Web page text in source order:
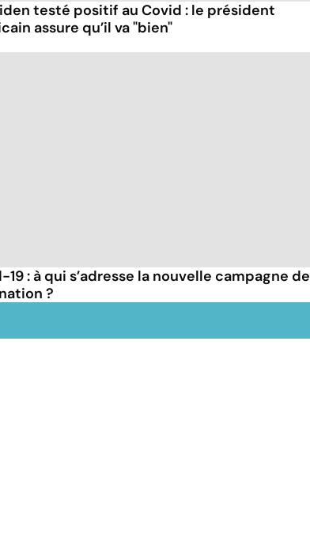
testé positif au Covid : le président
assure qu’il va "bien"
19 : à qui s’adresse la nouvelle campagne de
?